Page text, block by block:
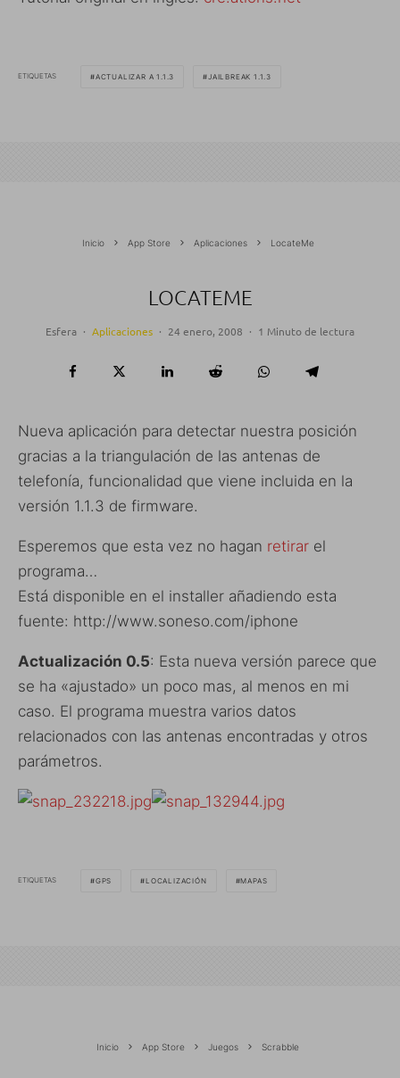
ETIQUETAS ACTUALIZAR A 1.1.3 JAILBREAK 1.1.3
Inicio App Store Aplicaciones LocateMe
LOCATEME
Esfera · Aplicaciones · 24 enero, 2008 · 1 Minuto de lectura
Nueva aplicación para detectar nuestra posición
gracias a la triangulación de las antenas de
telefonía, funcionalidad que viene incluida en la
versión 1.1.3 de firmware.
Esperemos que esta vez no hagan retirar el
programa…
Está disponible en el installer añadiendo esta
fuente: http://www.soneso.com/iphone
Actualización 0.5: Esta nueva versión parece que
se ha «ajustado» un poco mas, al menos en mi
caso. El programa muestra varios datos
relacionados con las antenas encontradas y otros
parámetros.
ETIQUETAS GPS LOCALIZACIÓN MAPAS
Inicio App Store Juegos Scrabble